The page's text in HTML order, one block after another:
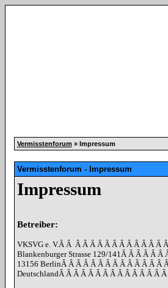
Vermisstenforum » Impressum
Vermisstenforum - Impressum
Impressum
Betreiber:
VKSVG e. V.Â Â Â Â Â Â Â Â Â Â Â Â Â Â
Blankenburger Strasse 129/141Â Â Â Â Â Â
13156 BerlinÂ Â Â Â Â Â Â Â Â Â Â Â Â Â
DeutschlandÂ Â Â Â Â Â Â Â Â Â Â Â Â Â